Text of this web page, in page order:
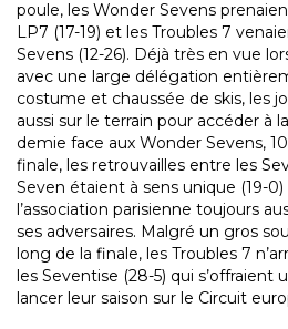
poule, les Wonder Sevens
LP7 (17-19) et les Troubles 7
Sevens (12-26). Déjà très en vue
avec une large délégation
costume et chaussée de skis, les
aussi sur le terrain pour accéder à
demie face aux Wonder Sevens,
finale, les retrouvailles entre les
Seven étaient à sens unique (19-
l’association parisienne toujours
ses adversaires. Malgré un gros
long de la finale, les Troubles 7
les Seventise (28-5) qui s’offraient
lancer leur saison sur le Circuit